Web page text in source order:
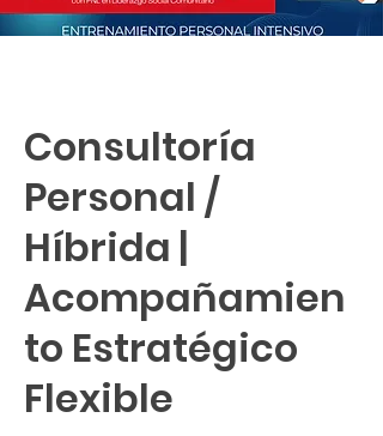
Consultoría
Personal /
Híbrida |
Acompañamien
to Estratégico
Flexible